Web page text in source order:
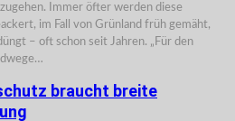
Immer öfter werden diese
im Fall von Grünland früh gemäht,
– oft schon seit Jahren. „Für den
braucht breite